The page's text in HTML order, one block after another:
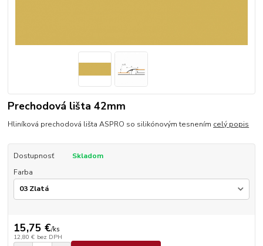
Prechodová lišta 42mm
Hliníková prechodová lišta ASPRO so silikónovým tesnením celý popis
Dostupnosť
Skladom
Farba
15,75 €/ks
12,80 € bez DPH